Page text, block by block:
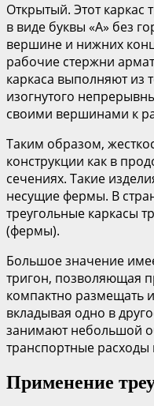
Открытый. Этот каркас
в виде буквы «А» без
вершине и нижних
рабочие стержни
каркаса выполняют из
изогнутого
своими вершинами к
Таким образом,
конструкции как в
сечениях. Такие
несущие фермы. В
треугольные каркасы
(фермы).
Большое значение
тригон, позволяющая
компактно размещать
вкладывая одно в
занимают небольшой
транспортные
Применение